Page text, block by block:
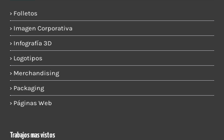
Folletos
Imagen Corporativa
Infografía 3D
Logotipos
Merchandising
Packaging
Páginas Web
Trabajos mas vistos